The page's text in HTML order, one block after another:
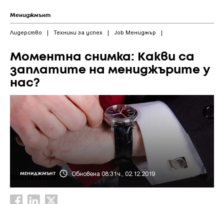
Мениджмънт
Лидерство | Техники за успех | Job Мениджър |
Моментна снимка: Какви са
заплатите на мениджърите у
нас?
МЕНИДЖМЪНТ Обновена 08:31ч., 02.12.2019
Shutterstock